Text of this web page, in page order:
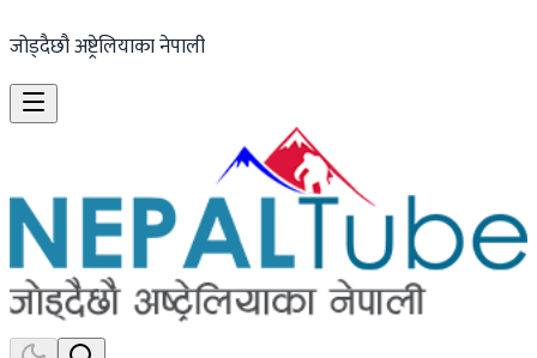
जोड्दैछौ अष्ट्रेलियाका नेपाली